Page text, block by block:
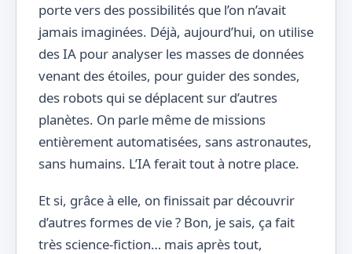
porte vers des possibilités que l’on n’avait
jamais imaginées. Déjà, aujourd’hui, on utilise
des IA pour analyser les masses de données
venant des étoiles, pour guider des sondes,
des robots qui se déplacent sur d’autres
planètes. On parle même de missions
entièrement automatisées, sans astronautes,
sans humains. L’IA ferait tout à notre place.
Et si, grâce à elle, on finissait par découvrir
d’autres formes de vie ? Bon, je sais, ça fait
très science-fiction… mais après tout,